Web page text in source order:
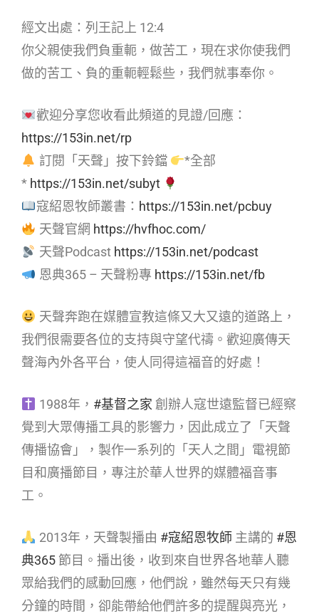
經文出處：列王記上 12:4
你父親使我們負重軛，做苦工，現在求你使我們
做的苦工、負的重軛輕鬆些，我們就事奉你。
歡迎分享您收看此頻道的見證/回應：
https://153in.net/rp
訂閱「天聲」按下鈴鐺
*全部
* https://153in.net/subyt
寇紹恩牧師叢書： https://153in.net/pcbuy
天聲官網 https://hvfhoc.com/
天聲Podcast https://153in.net/podcast
恩典365 – 天聲粉專 https://153in.net/fb
天聲奔跑在媒體宣教這條又大又遠的道路上，
我們很需要各位的支持與守望代禱。歡迎廣傳天
聲海內外各平台，使人同得這福音的好處！
1988年， #基督之家 創辦人寇世遠監督已經察
覺到大眾傳播工具的影響力，因此成立了「天聲
傳播協會」，製作一系列的「天人之間」電視節
目和廣播節目，專注於華人世界的媒體福音事
工。
2013年，天聲製播由 #寇紹恩牧師 主講的 #恩
典365 節目。播出後，收到來自世界各地華人聽
眾給我們的感動回應，他們說，雖然每天只有幾
分鐘的時間，卻能帶給他們許多的提醒與亮光，